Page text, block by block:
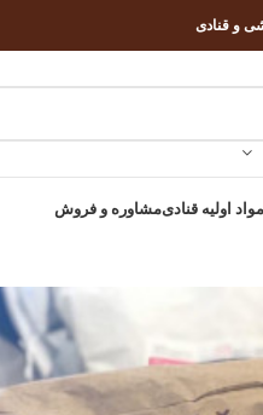
و قنادی
مواد اولیه قنادیمشاوره و فروش